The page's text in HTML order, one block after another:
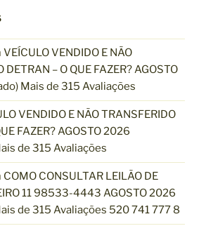
VEÍCULO VENDIDO E NÃO
DETRAN – O QUE FAZER? AGOSTO
Mais de 315 Avaliações
VENDIDO E NÃO TRANSFERIDO
FAZER? AGOSTO 2026
de 315 Avaliações
COMO CONSULTAR LEILÃO DE
11 98533-4443 AGOSTO 2026
de 315 Avaliações 520 741 777 8